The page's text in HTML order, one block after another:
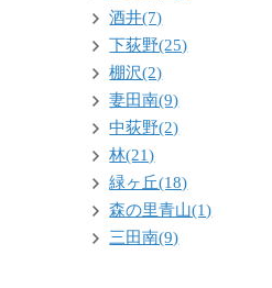
酒井(7)
下荻野(25)
棚沢(2)
妻田南(9)
中荻野(2)
林(21)
緑ヶ丘(18)
森の里青山(1)
三田南(9)